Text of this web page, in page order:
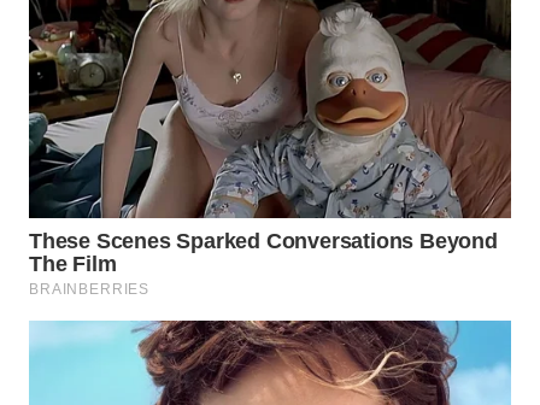
WN
NIAS
WN
LANGKAT
WN
TAPANULI
SELATAN
WN